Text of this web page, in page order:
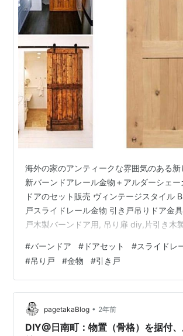
海外の家のアンティークな雰囲気のある
新バーンドアレール金物＋アルダーシェー
ドアのセット販売 ヴィンテージスタイル
戸スライドレール金物 引き戸吊りドア金
戸木製バーンドア用, 吊り扉 diy,片引き木
製Y型バーンドアツインロールレール セッ
テージスタイル 吊り戸スライドレール金物
トで販売 リクエストも多かった商品を今
ブルな価格でお届けいたします。 大人気
す、軽くスライド可能ですのでお子様にも
そ…
#バーンドア # ドアセット #スライドレ
#吊り戸 #金物 #引き戸
pagetakaBlog • 2年前
DIY@日南町：物置（骨格）を据付